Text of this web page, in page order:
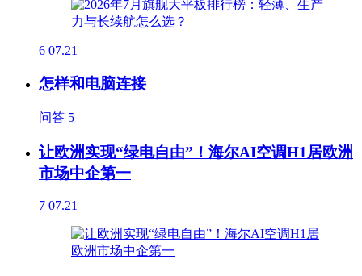
6 07.21
怎样和电脑连接
问答 5
让欧洲实现“绿电自由”！海尔AI空调H1居欧洲
市场中企第一
7 07.21